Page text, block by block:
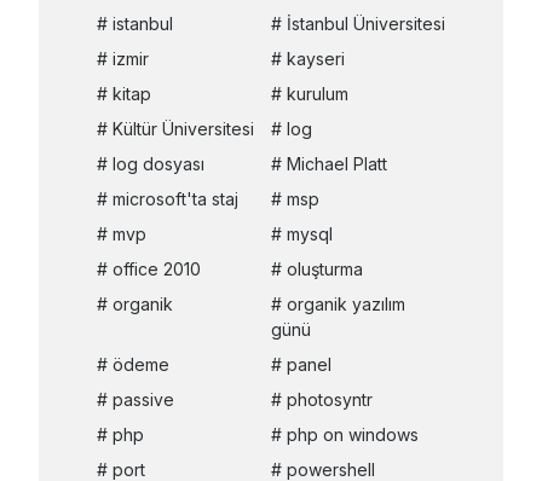
istanbul
İstanbul Üniversitesi
izmir
kayseri
kitap
kurulum
Kültür Üniversitesi
log
log dosyası
Michael Platt
microsoft'ta staj
msp
mvp
mysql
office 2010
oluşturma
organik
organik yazılım
günü
ödeme
panel
passive
photosyntr
php
php on windows
port
powershell